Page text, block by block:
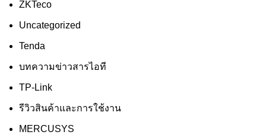
ZKTeco
Uncategorized
Tenda
บทความข่าวสารไอที
TP-Link
รีวิวสินค้าและการใช้งาน
MERCUSYS